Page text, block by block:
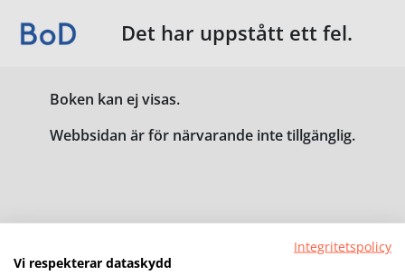
Det har uppstått ett fel.
Boken kan ej visas.
Webbsidan är för närvarande inte tillgänglig.
Integritetspolicy
Vi respekterar dataskydd